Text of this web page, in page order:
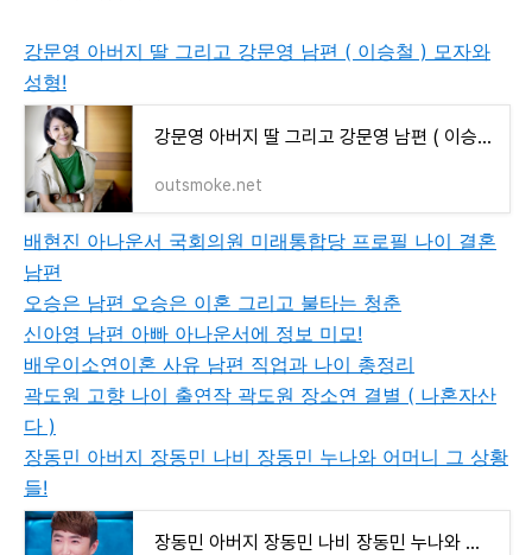
강문영 아버지 딸 그리고 강문영 남편 ( 이승철 ) 모자와
성형!
강문영 아버지 딸 그리고 강문영 남편 ( 이승철 ) 모자와 성형!
outsmoke.net
배현진 아나운서 국회의원 미래통합당 프로필 나이 결혼
남편
오승은 남편 오승은 이혼 그리고 불타는 청춘
신아영 남편 아빠 아나운서에 정보 미모!
배우이소연이혼 사유 남편 직업과 나이 총정리
곽도원 고향 나이 출연작 곽도원 장소연 결별 ( 나혼자산
다 )
장동민 아버지 장동민 나비 장동민 누나와 어머니 그 상황
들!
장동민 아버지 장동민 나비 장동민 누나와 어머니 그 상황들!